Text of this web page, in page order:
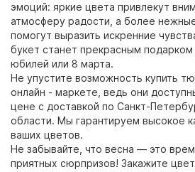
эмоций: яркие цвета привлекут
атмосферу радости, а более
помогут выразить искренние
букет станет прекрасным
юбилей или 8 марта.
Не упустите возможность купить
онлайн - маркете, ведь они
цене с доставкой по Санкт-
области. Мы гарантируем высокое
ваших цветов.
Не забывайте, что весна — это
приятных сюрпризов! Закажите